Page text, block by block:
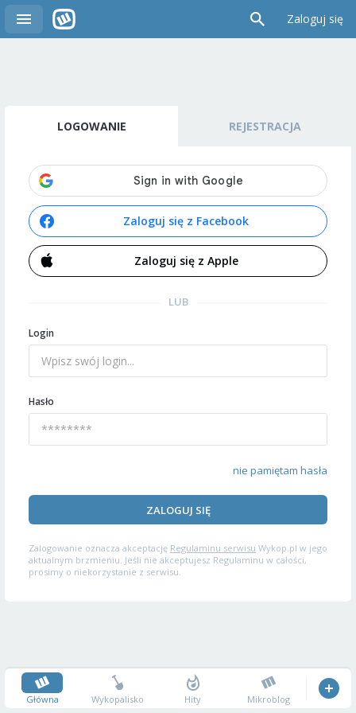
Zaloguj się
LOGOWANIE REJESTRACJA
Zaloguj się z Facebook
Zaloguj się z Apple
LUB
Login
Hasło
nie pamiętam hasła
ZALOGUJ SIĘ
Zalogowanie oznacza akceptację Regulaminu serwisu Wykop.pl w jego
aktualnym brzmieniu. Jeśli nie akceptujesz Regulaminu w całości,
prosimy o niekorzystanie z serwisu.
Główna Wykopalisko Hity Mikroblog